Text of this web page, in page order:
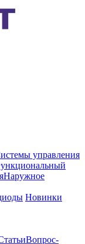
управления
Наружное
Новинки
Вопрос-